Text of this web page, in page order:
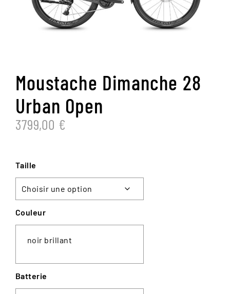
Moustache Dimanche 28
Urban Open
3799,00 €
Taille
Couleur
noir brillant
Batterie